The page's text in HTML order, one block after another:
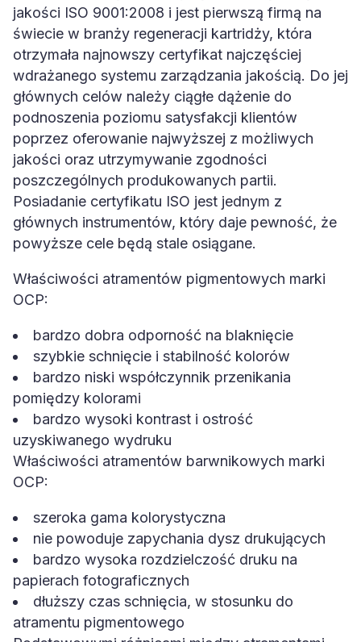
świecie w branży regeneracji kartridży, która
otrzymała najnowszy certyfikat najczęściej
wdrażanego systemu zarządzania jakością. Do jej
głównych celów należy ciągłe dążenie do
podnoszenia poziomu satysfakcji klientów
poprzez oferowanie najwyższej z możliwych
jakości oraz utrzymywanie zgodności
poszczególnych produkowanych partii.
Posiadanie certyfikatu ISO jest jednym z
głównych instrumentów, który daje pewność, że
powyższe cele będą stale osiągane.
OCP:
szybkie schnięcie i stabilność kolorów
bardzo niski współczynnik przenikania
pomiędzy kolorami
bardzo wysoki kontrast i ostrość
uzyskiwanego wydruku
Właściwości atramentów barwnikowych marki
OCP:
nie powoduje zapychania dysz drukujących
bardzo wysoka rozdzielczość druku na
papierach fotograficznych
dłuższy czas schnięcia, w stosunku do
atramentu pigmentowego
Podstawowymi różnicami między atramentami